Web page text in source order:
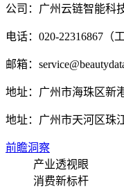
公司：广州云链智能科
电话：020-22316867（
邮箱：
地址：广州市海珠区新
地址： 广州市天河区珠
前瞻洞察
产业透视眼
消费新标杆